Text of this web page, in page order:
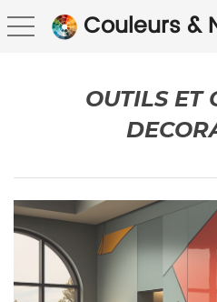
Couleurs &
toggle navigation
OUTILS ET